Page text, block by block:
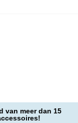
van meer dan 15